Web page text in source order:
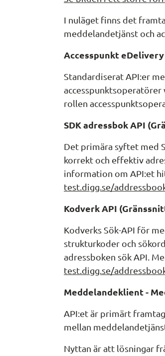
I nuläget finns det
meddelandetjänst och
Accesspunkt
Standardiserat API:er
accesspunktsoperatörer
rollen
SDK adressbok API
Det primära syftet med
korrekt och effektiv
information om API:et
test.digg.se/
Kodverk API
Kodverks Sök-API för
strukturkoder och
adressboken sök API.
test.digg.se/
Meddelandeklient -
API:et är primärt
mellan
Nyttan är att lösningar